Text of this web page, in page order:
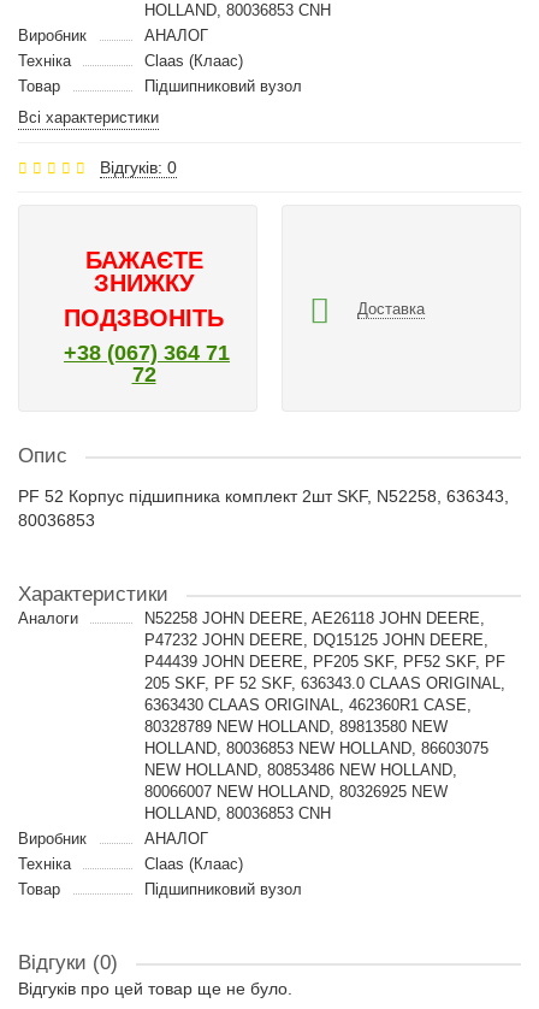
HOLLAND, 80036853 CNH
Виробник
АНАЛОГ
Техніка
Claas (Клаас)
Товар
Підшипниковий вузол
Всі характеристики
Відгуків: 0
БАЖАЄТЕ
ЗНИЖКУ
ПОДЗВОНІТЬ
+38 (067) 364 71
72
Доставка
Опис
PF 52 Корпус підшипника комплект 2шт SKF, N52258, 636343,
80036853
Характеристики
Аналоги
N52258 JOHN DEERE, AE26118 JOHN DEERE,
P47232 JOHN DEERE, DQ15125 JOHN DEERE,
P44439 JOHN DEERE, PF205 SKF, PF52 SKF, PF
205 SKF, PF 52 SKF, 636343.0 CLAAS ORIGINAL,
6363430 CLAAS ORIGINAL, 462360R1 CASE,
80328789 NEW HOLLAND, 89813580 NEW
HOLLAND, 80036853 NEW HOLLAND, 86603075
NEW HOLLAND, 80853486 NEW HOLLAND,
80066007 NEW HOLLAND, 80326925 NEW
HOLLAND, 80036853 CNH
Виробник
АНАЛОГ
Техніка
Claas (Клаас)
Товар
Підшипниковий вузол
Відгуки (0)
Відгуків про цей товар ще не було.